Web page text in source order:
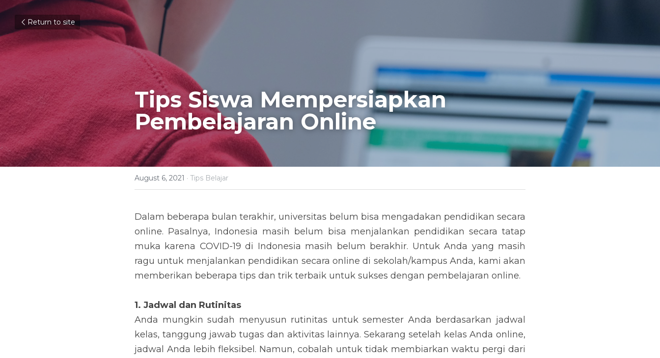
Return to site
Tips Siswa Mempersiapkan
Pembelajaran Online
August 6, 2021 · Tips Belajar
Dalam beberapa bulan terakhir, universitas belum bisa mengadakan pendidikan secara
online. Pasalnya, Indonesia masih belum bisa menjalankan pendidikan secara tatap
muka karena COVID-19 di Indonesia masih belum berakhir. Untuk Anda yang masih
ragu untuk menjalankan pendidikan secara online di sekolah/kampus Anda, kami akan
memberikan beberapa tips dan trik terbaik untuk sukses dengan pembelajaran online.
1. Jadwal dan Rutinitas
Anda mungkin sudah menyusun rutinitas untuk semester Anda berdasarkan jadwal
kelas, tanggung jawab tugas dan aktivitas lainnya. Sekarang setelah kelas Anda online,
jadwal Anda lebih fleksibel. Namun, cobalah untuk tidak membiarkan waktu pergi dari